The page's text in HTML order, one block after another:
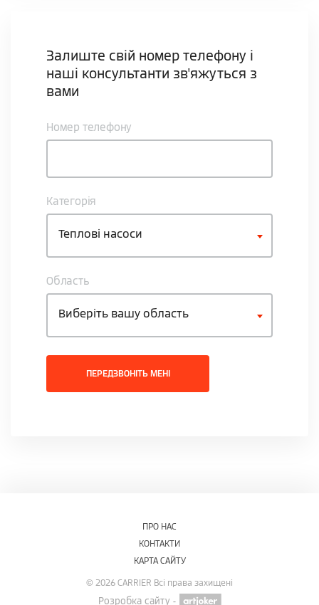
Залиште свій номер телефону і
наші консультанти зв'яжуться з
вами
Номер телефону
Категорія
Теплові насоси
Область
Виберіть вашу область
ПЕРЕДЗВОНІТЬ МЕНІ
© 2026 CARRIER Всі права захищені
ПРО НАС
КОНТАКТИ
КАРТА САЙТУ
Розробка сайту -